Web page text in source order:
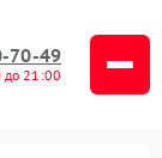
70-49
до 21:00